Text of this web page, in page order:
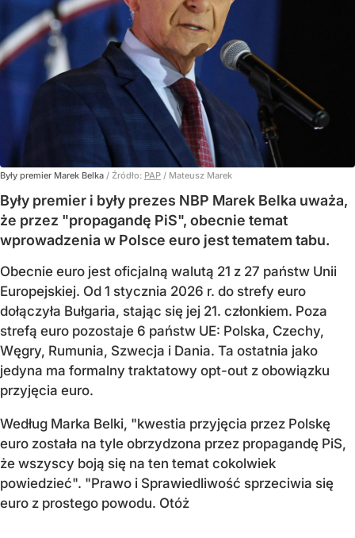
Były premier Marek Belka / Źródło: PAP / Mateusz Marek
Były premier i były prezes NBP Marek Belka uważa,
że przez "propagandę PiS", obecnie temat
wprowadzenia w Polsce euro jest tematem tabu.
Obecnie euro jest oficjalną walutą 21 z 27 państw Unii
Europejskiej. Od 1 stycznia 2026 r. do strefy euro
dołączyła Bułgaria, stając się jej 21. członkiem. Poza
strefą euro pozostaje 6 państw UE: Polska, Czechy,
Węgry, Rumunia, Szwecja i Dania. Ta ostatnia jako
jedyna ma formalny traktatowy opt-out z obowiązku
przyjęcia euro.
Według Marka Belki, "kwestia przyjęcia przez Polskę
euro została na tyle obrzydzona przez propagandę PiS,
że wszyscy boją się na ten temat cokolwiek
powiedzieć". "Prawo i Sprawiedliwość sprzeciwia się
euro z prostego powodu. Otóż